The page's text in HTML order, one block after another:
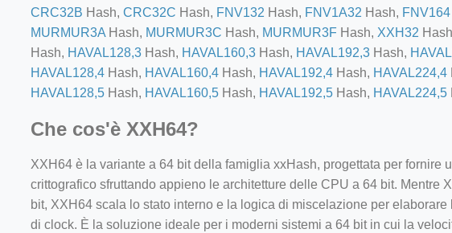
CRC32B Hash, CRC32C Hash, FNV132 Hash, FNV1A32 Hash, FNV164
MURMUR3A Hash, MURMUR3C Hash, MURMUR3F Hash, XXH32
Hash, HAVAL128,3 Hash, HAVAL160,3 Hash, HAVAL192,3 Hash,
HAVAL128,4 Hash, HAVAL160,4 Hash, HAVAL192,4 Hash, HAVAL224,4
HAVAL128,5 Hash, HAVAL160,5 Hash, HAVAL192,5 Hash, HAVAL224,5
Che cos'è XXH64?
XXH64 è la variante a 64 bit della famiglia xxHash, progettata per fornire
crittografico sfruttando appieno le architetture delle CPU a 64 bit. Mentre
bit, XXH64 scala lo stato interno e la logica di miscelazione per
di clock. È la soluzione ideale per i moderni sistemi a 64 bit in cui la